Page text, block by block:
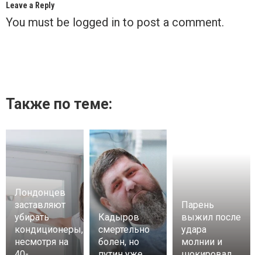
Leave a Reply
You must be logged in to post a comment.
Также по теме:
Лондонцев
заставляют
убирать
кондиционеры,
несмотря на
Кадыров
смертельно
болен, но
Парень
выжил после
удара
молнии и